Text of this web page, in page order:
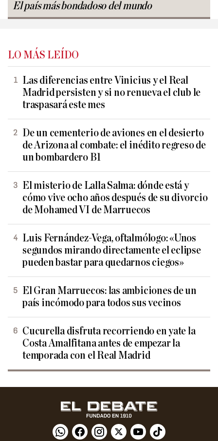
El país más bondadoso del mundo
LO MÁS LEÍDO
Las diferencias entre Vinicius y el Real
Madrid persisten y si no renueva el club le
traspasará este mes
De un cementerio de aviones en el desierto
de Arizona al combate: el inédito regreso de
un bombardero B1
El misterio de Lalla Salma: dónde está y
cómo vive ocho años después de su divorcio
de Mohamed VI de Marruecos
Luis Fernández-Vega, oftalmólogo: «Unos
segundos mirando directamente el eclipse
pueden bastar para quedarnos ciegos»
El Gran Marruecos: las ambiciones de un
país incómodo para todos sus vecinos
Cucurella disfruta recorriendo en yate la
Costa Amalfitana antes de empezar la
temporada con el Real Madrid